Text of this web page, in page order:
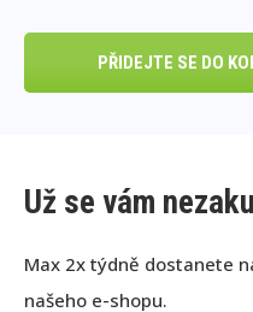
PŘIDEJTE SE DO
Už se vám
Max 2x týdně dostanete
našeho e-shopu.